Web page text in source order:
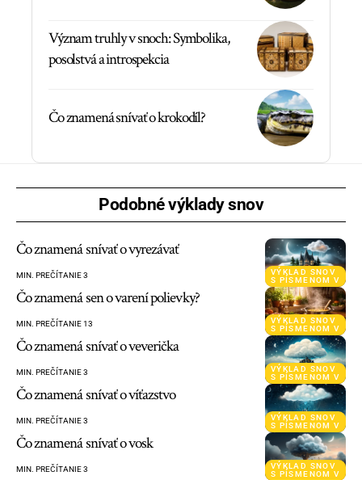
Význam truhly v snoch: Symbolika,
posolstvá a introspekcia
Čo znamená snívať o krokodíl?
Podobné výklady snov
VÝKLAD SNOV
S PÍSMENOM V
Čo znamená snívať o vyrezávať
MIN. PREČÍTANIE 3
VÝKLAD SNOV
S PÍSMENOM V
Čo znamená sen o varení polievky?
MIN. PREČÍTANIE 13
VÝKLAD SNOV
S PÍSMENOM V
Čo znamená snívať o veverička
MIN. PREČÍTANIE 3
VÝKLAD SNOV
S PÍSMENOM V
Čo znamená snívať o víťazstvo
MIN. PREČÍTANIE 3
VÝKLAD SNOV
S PÍSMENOM V
Čo znamená snívať o vosk
MIN. PREČÍTANIE 3